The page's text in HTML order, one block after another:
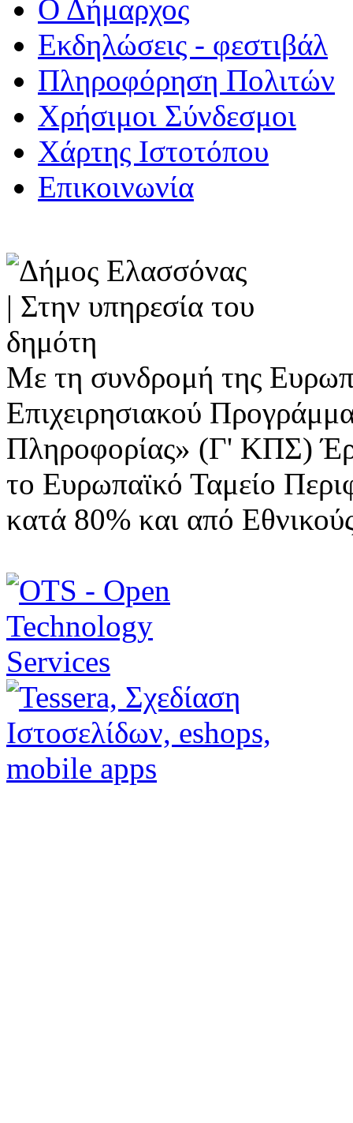
Ο Δήμαρχος
Εκδηλώσεις - φεστιβάλ
Πληροφόρηση Πολιτών
Χρήσιμοι Σύνδεσμοι
Χάρτης Ιστοτόπου
Επικοινωνία
Με τη συνδρομή της
Επιχειρησιακού
Πληροφορίας» (Γ' ΚΠΣ)
το Ευρωπαϊκό Ταμείο
κατά 80% και από